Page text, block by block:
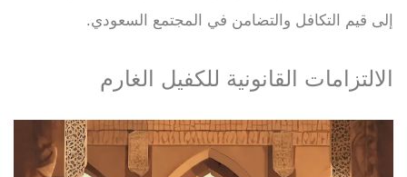
إلى قيم التكافل والتضامن في المجتمع السعودي.
الالتزامات القانونية للكفيل الغارم